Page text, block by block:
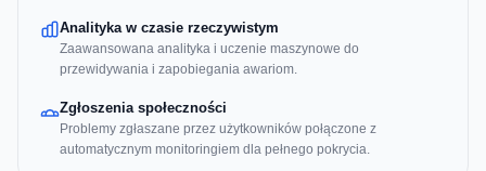
Analityka w czasie rzeczywistym
Zaawansowana analityka i uczenie maszynowe do
przewidywania i zapobiegania awariom.
Zgłoszenia społeczności
Problemy zgłaszane przez użytkowników połączone z
automatycznym monitoringiem dla pełnego pokrycia.